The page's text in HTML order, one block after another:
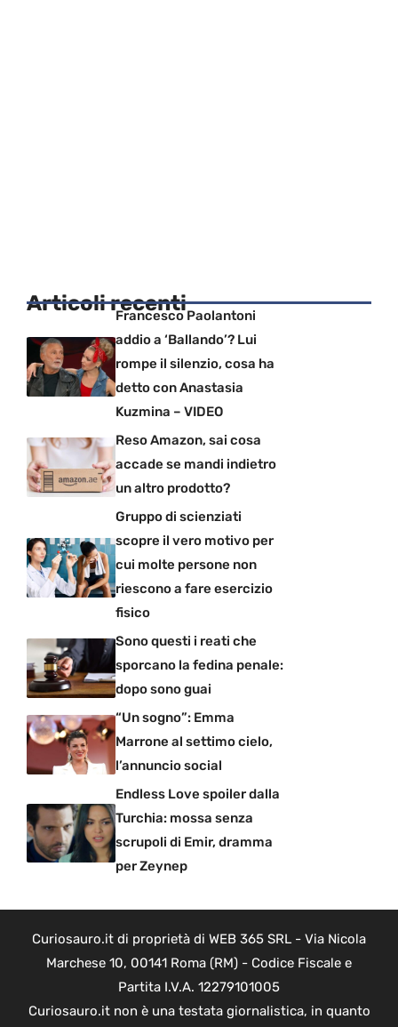
Articoli recentiFrancesco Paolantoni
addio a ‘Ballando’? Lui
rompe il silenzio, cosa ha
detto con Anastasia
Kuzmina – VIDEO
Reso Amazon, sai cosa
accade se mandi indietro
un altro prodotto?
Gruppo di scienziati
scopre il vero motivo per
cui molte persone non
riescono a fare esercizio
fisico
Sono questi i reati che
sporcano la fedina penale:
dopo sono guai
“Un sogno”: Emma
Marrone al settimo cielo,
l’annuncio social
Endless Love spoiler dalla
Turchia: mossa senza
scrupoli di Emir, dramma
per Zeynep
Curiosauro.it di proprietà di WEB 365 SRL - Via Nicola
Marchese 10, 00141 Roma (RM) - Codice Fiscale e
Partita I.V.A. 12279101005
Curiosauro.it non è una testata giornalistica, in quanto